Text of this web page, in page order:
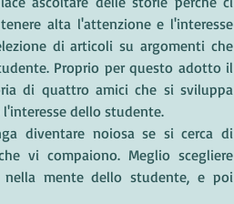
alta l'attenzione e l'interesse
di articoli su argomenti che
Proprio per questo adotto il
di quattro amici che si sviluppa
dello studente.
diventare noiosa se si cerca di
vi compaiono. Meglio scegliere
nella mente dello studente, e poi